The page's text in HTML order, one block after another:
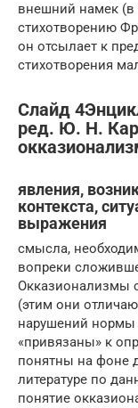
внешний намек (в
стихотворению
он отсылает к
стихотворения
Слайд
ред. Ю. Н.
явления,
контекста,
выражения
смысла,
вопреки
Окказионализмы
(этим они
нарушений нормы
«привязаны» к
понятны на фоне
литературе по
понятие